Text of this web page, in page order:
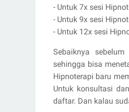
- Untuk 7x sesi
- Untuk 9x sesi
- Untuk 12x sesi
Sebaiknya
sehingga bisa
Hipnoterapi baru
Untuk konsultasi
daftar. Dan kalau